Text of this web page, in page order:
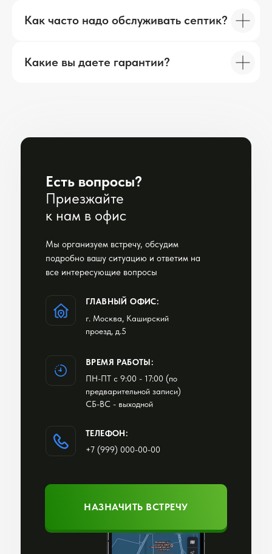
Как часто надо обслуживать септик?
Какие вы даете гарантии?
Мы организуем встречу, обсудим
подробно вашу ситуацию и ответим на
все интересующие вопросы
ГЛАВНЫЙ ОФИС:
г. Москва, Каширский
проезд, д.5
ПН-ПТ с 9:00 - 17:00 (по
предварительной записи)
СБ-ВС - выходной
ВРЕМЯ РАБОТЫ:
ТЕЛЕФОН:
+7 (999) 000-00-00
Есть вопросы?
Приезжайте
к нам в офис
НАЗНАЧИТЬ ВСТРЕЧУ